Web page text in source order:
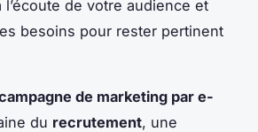
l’écoute de votre audience et
besoins pour rester pertinent
de marketing par e-
du recrutement, une